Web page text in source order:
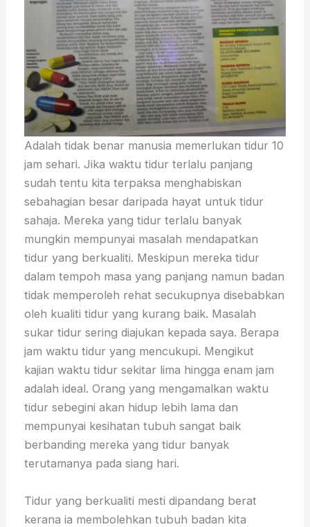
Adalah tidak benar manusia memerlukan tidur 10
jam sehari. Jika waktu tidur terlalu panjang
sudah tentu kita terpaksa menghabiskan
sebahagian besar daripada hayat untuk tidur
sahaja. Mereka yang tidur terlalu banyak
mungkin mempunyai masalah mendapatkan
tidur yang berkualiti. Meskipun mereka tidur
dalam tempoh masa yang panjang namun badan
tidak memperoleh rehat secukupnya disebabkan
oleh kualiti tidur yang kurang baik. Masalah
sukar tidur sering diajukan kepada saya. Berapa
jam waktu tidur yang mencukupi. Mengikut
kajian waktu tidur sekitar lima hingga enam jam
adalah ideal. Orang yang mengamalkan waktu
tidur sebegini akan hidup lebih lama dan
mempunyai kesihatan tubuh sangat baik
berbanding mereka yang tidur banyak
terutamanya pada siang hari.
Tidur yang berkualiti mesti dipandang berat
kerana ia membolehkan tubuh badan kita